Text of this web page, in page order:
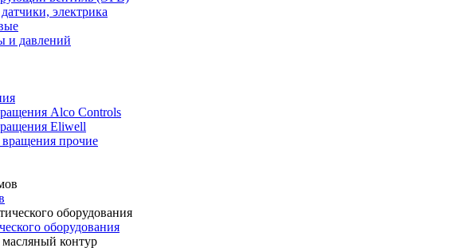
электрика
и давлений
Alco Controls
Eliwell
вращения прочие
оборудования